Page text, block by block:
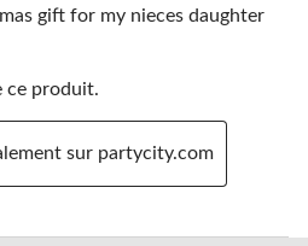
gift for my nieces daughter
ce produit.
sur partycity.com